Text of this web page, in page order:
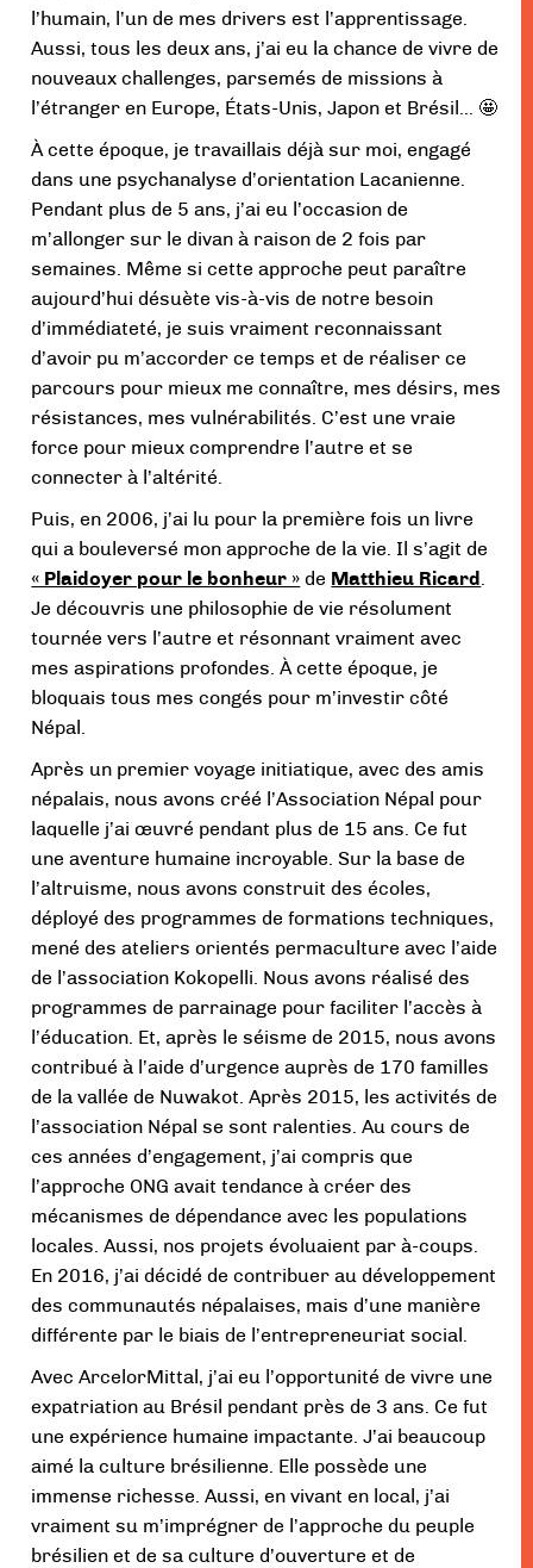
l’humain, l’un de mes drivers est l’apprentissage.
Aussi, tous les deux ans, j’ai eu la chance de vivre de
nouveaux challenges, parsemés de missions à
l’étranger en Europe, États-Unis, Japon et Brésil… 🤩
À cette époque, je travaillais déjà sur moi, engagé
dans une psychanalyse d’orientation Lacanienne.
Pendant plus de 5 ans, j’ai eu l’occasion de
m’allonger sur le divan à raison de 2 fois par
semaines. Même si cette approche peut paraître
aujourd’hui désuète vis-à-vis de notre besoin
d’immédiateté, je suis vraiment reconnaissant
d’avoir pu m’accorder ce temps et de réaliser ce
parcours pour mieux me connaître, mes désirs, mes
résistances, mes vulnérabilités. C’est une vraie
force pour mieux comprendre l’autre et se
connecter à l’altérité.
Puis, en 2006, j’ai lu pour la première fois un livre
qui a bouleversé mon approche de la vie. Il s’agit de
« Plaidoyer pour le bonheur » de Matthieu Ricard
Je découvris une philosophie de vie résolument
tournée vers l’autre et résonnant vraiment avec
mes aspirations profondes. À cette époque, je
bloquais tous mes congés pour m’investir côté
Népal.
Après un premier voyage initiatique, avec des amis
népalais, nous avons créé l’Association Népal pour
laquelle j’ai œuvré pendant plus de 15 ans. Ce fut
une aventure humaine incroyable. Sur la base de
l’altruisme, nous avons construit des écoles,
déployé des programmes de formations techniques,
mené des ateliers orientés permaculture avec l’aide
de l’association Kokopelli. Nous avons réalisé des
programmes de parrainage pour faciliter l’accès à
l’éducation. Et, après le séisme de 2015, nous avons
contribué à l’aide d’urgence auprès de 170 familles
de la vallée de Nuwakot. Après 2015, les activités de
l’association Népal se sont ralenties. Au cours de
ces années d’engagement, j’ai compris que
l’approche ONG avait tendance à créer des
mécanismes de dépendance avec les populations
locales. Aussi, nos projets évoluaient par à-coups.
En 2016, j’ai décidé de contribuer au développement
des communautés népalaises, mais d’une manière
différente par le biais de l’entrepreneuriat social.
Avec ArcelorMittal, j’ai eu l’opportunité de vivre une
expatriation au Brésil pendant près de 3 ans. Ce fut
une expérience humaine impactante. J’ai beaucoup
aimé la culture brésilienne. Elle possède une
immense richesse. Aussi, en vivant en local, j’ai
vraiment su m’imprégner de l’approche du peuple
brésilien et de sa culture d’ouverture et de